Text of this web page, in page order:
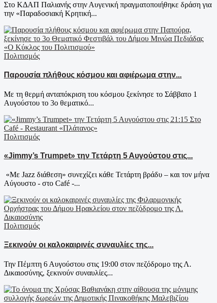
Στο ΚΔΑΠ Παλιανής στην Αυγενική πραγματοποιήθηκε δράση για
την «Παραδοσιακή Κρητική...
Πολιτισμός
Παρουσία πλήθους κόσμου και αφιέρωμα στην...
Με τη θερμή ανταπόκριση του κόσμου ξεκίνησε το Σάββατο 1
Αυγούστου το 3ο θεματικό...
Πολιτισμός
«Jimmy’s Trumpet» την Τετάρτη 5 Αυγούστου στις...
«Με Jazz διάθεση» συνεχίζει κάθε Τετάρτη βράδυ – και τον μήνα
Αύγουστο - στο Café -...
Πολιτισμός
Ξεκινούν οι καλοκαιρινές συναυλίες της...
Την Πέμπτη 6 Αυγούστου στις 19:00 στον πεζόδρομο της Λ.
Δικαιοσύνης, ξεκινούν συναυλίες...